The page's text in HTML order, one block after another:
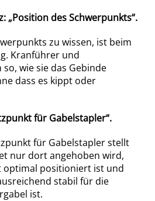
„Position des Schwerpunkts“.
zu wissen, ist beim
Kranführer und
wie sie das Gebinde
dass es kippt oder
für Gabelstapler“.
für Gabelstapler stellt
nur dort angehoben wird,
optimal positioniert ist und
stabil für die
ist.